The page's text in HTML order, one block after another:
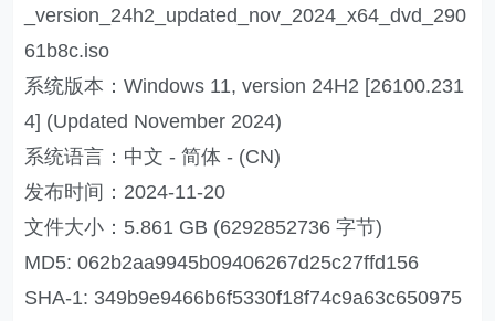
_version_24h2_updated_nov_2024_x64_dvd_290
61b8c.iso
系统版本：Windows 11, version 24H2 [26100.231
4] (Updated November 2024)
系统语言：中文 - 简体 - (CN)
发布时间：2024-11-20
文件大小：5.861 GB (6292852736 字节)
MD5: 062b2aa9945b09406267d25c27ffd156
SHA-1: 349b9e9466b6f5330f18f74c9a63c650975